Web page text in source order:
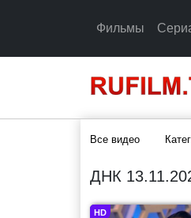
Фильмы
Все видео
ДНК
HD